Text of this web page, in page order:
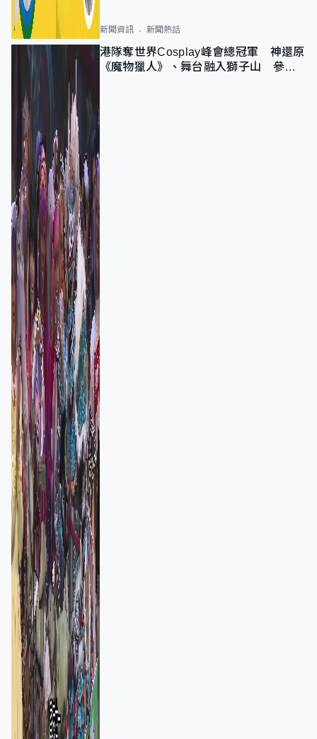
新聞資訊 新聞熱話
港隊奪世界Cosplay峰會總冠軍 神還原
《魔物獵人》、舞台融入獅子山 參賽